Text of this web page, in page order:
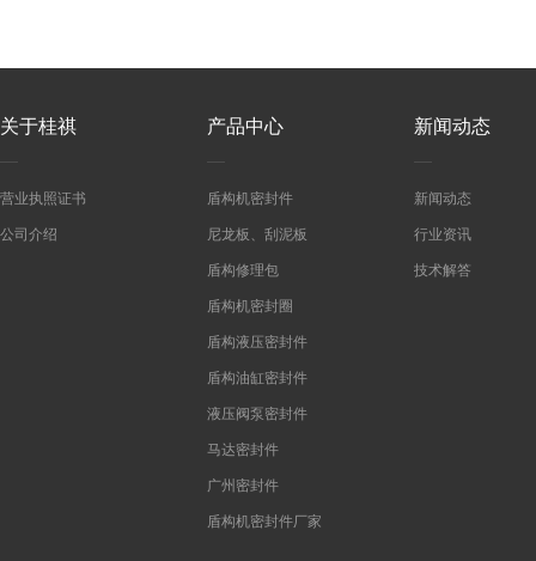
关于桂祺
营业执照证书
公司介绍
产品中心
盾构机密封件
尼龙板、刮泥板
盾构修理包
盾构机密封圈
盾构液压密封件
盾构油缸密封件
液压阀泵密封件
马达密封件
广州密封件
盾构机密封件厂家
新闻动态
新闻动态
行业资讯
技术解答